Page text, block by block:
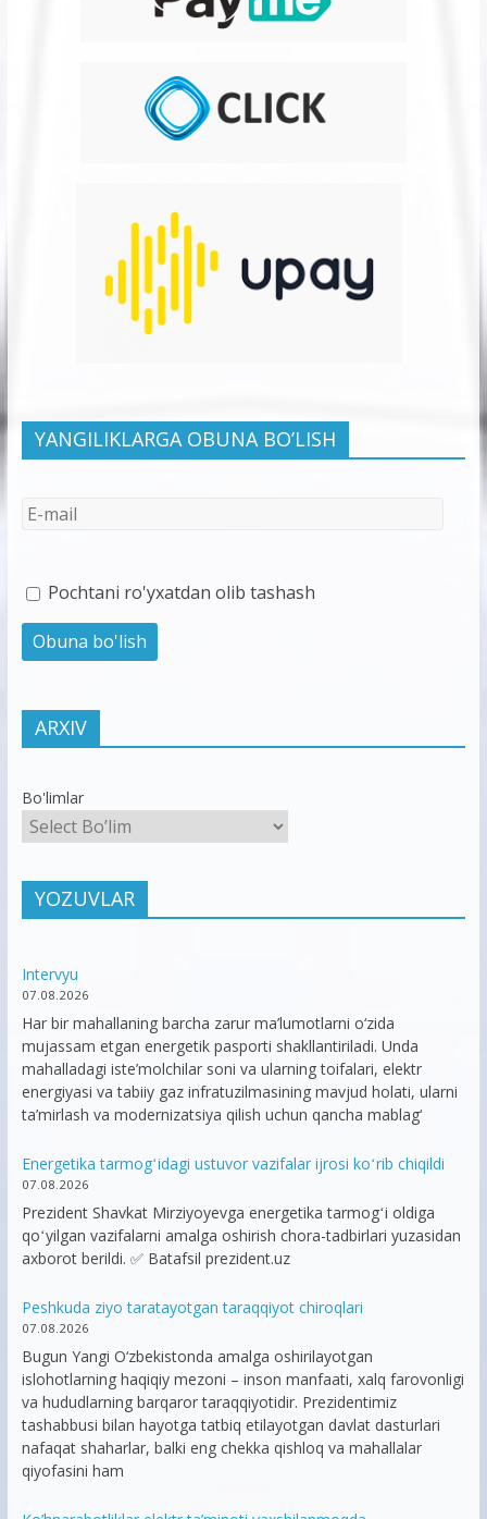
YANGILIKLARGA OBUNA BO’LISH
Pochtani ro'yxatdan olib tashash
ARXIV
Bo'limlar
YOZUVLAR
Intervyu
07.08.2026
Har bir mahallaning barcha zarur ma’lumotlarni o‘zida
mujassam etgan energetik pasporti shakllantiriladi. Unda
mahalladagi iste’molchilar soni va ularning toifalari, elektr
energiyasi va tabiiy gaz infratuzilmasining mavjud holati, ularni
ta’mirlash va modernizatsiya qilish uchun qancha mablag‘
Energetika tarmogʻidagi ustuvor vazifalar ijrosi koʻrib chiqildi
07.08.2026
Prezident Shavkat Mirziyoyevga energetika tarmogʻi oldiga
qoʻyilgan vazifalarni amalga oshirish chora-tadbirlari yuzasidan
axborot berildi. ✅ Batafsil prezident.uz
Peshkuda ziyo taratayotgan taraqqiyot chiroqlari
07.08.2026
Bugun Yangi O‘zbekistonda amalga oshirilayotgan
islohotlarning haqiqiy mezoni – inson manfaati, xalq farovonligi
va hududlarning barqaror taraqqiyotidir. Prezidentimiz
tashabbusi bilan hayotga tatbiq etilayotgan davlat dasturlari
nafaqat shaharlar, balki eng chekka qishloq va mahallalar
qiyofasini ham